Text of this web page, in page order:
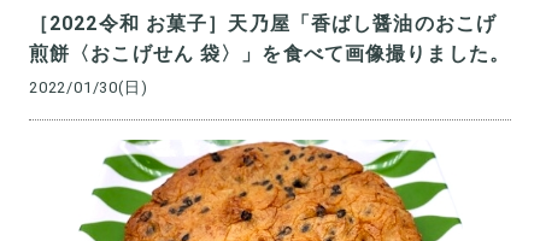
［2022令和 お菓子］天乃屋「香ばし醤油のおこげ
煎餅〈おこげせん 袋〉」を食べて画像撮りました。
2022/01/30(日)